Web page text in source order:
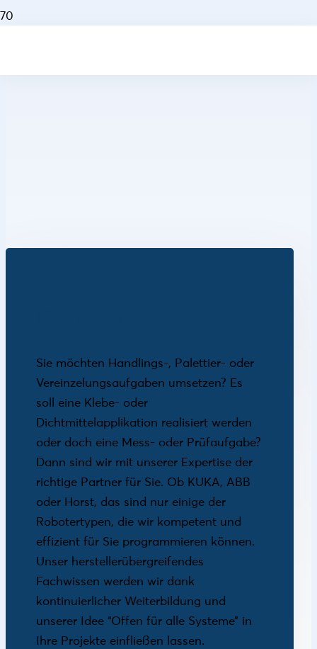
Sie möchten Handlings-, Palettier- oder
Vereinzelungsaufgaben umsetzen? Es
soll eine Klebe- oder
Dichtmittelapplikation realisiert werden
oder doch eine Mess- oder Prüfaufgabe?
Dann sind wir mit unserer Expertise der
richtige Partner für Sie. Ob KUKA, ABB
oder Horst, das sind nur einige der
Robotertypen, die wir kompetent und
effizient für Sie programmieren können.
Unser herstellerübergreifendes
Fachwissen werden wir dank
kontinuierlicher Weiterbildung und
unserer Idee “Offen für alle Systeme” in
Ihre Projekte einfließen lassen.